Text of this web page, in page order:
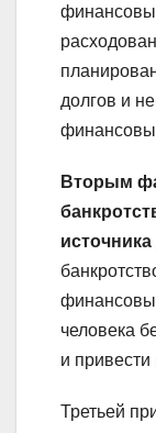
долгов и
Вторым
человека
и
Третьей